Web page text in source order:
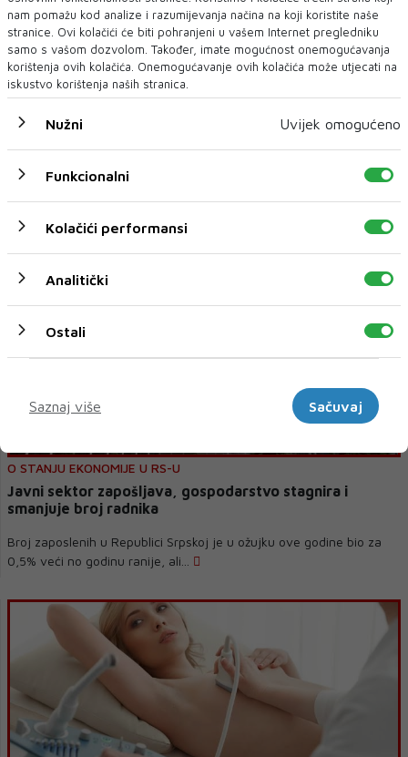
Za šest mjeseci zabilježene su 6.934 nesreće, poginulo
45 osoba
Na pustevima RS u prvih šest mjeseci dogodile su se 6.934
prometne nesreće, poginulo je 45...
O STANJU EKONOMIJE U RS-U
Javni sektor zapošljava, gospodarstvo stagnira i
smanjuje broj radnika
Broj zaposlenih u Republici Srpskoj je u ožujku ove godine bio za
0,5% veći no godinu ranije, ali...
nam pomažu kod analize i razumijevanja načina na koji koristite naše
stranice. Ovi kolačići će biti pohranjeni u vašem Internet pregledniku
samo s vašom dozvolom. Također, imate mogućnost onemogućavanja
korištenja ovih kolačića. Onemogućavanje ovih kolačića može utjecati na
iskustvo korištenja naših stranica.
Nužni Uvijek omogućeno
Funkcionalni
Kolačići performansi
Analitički
Ostali
Saznaj više
Sačuvaj